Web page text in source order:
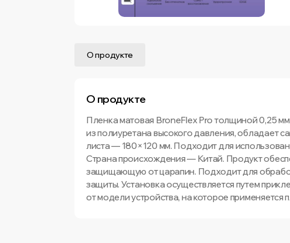
О продукте
О продукте
Пленка матовая BroneFlex Pro толщиной 0,25
из полиуретана высокого давления, обладает
листа — 180×120 мм. Подходит для
Страна происхождения — Китай. Продукт
защищающую от царапин. Подходит для
защиты. Установка осуществляется путем
от модели устройства, на которое применяется